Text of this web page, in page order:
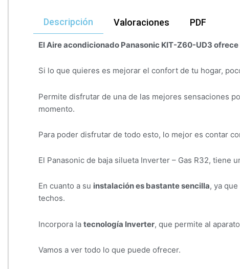
Descripción Valoraciones PDF
El Aire acondicionado Panasonic KIT-Z60-UD3
Si lo que quieres es mejorar el confort de tu hogar,
Permite disfrutar de una de las mejores sensaciones
momento.
Para poder disfrutar de todo esto, lo mejor es contar
El Panasonic de baja silueta Inverter – Gas R32, tiene
En cuanto a su instalación es bastante sencilla, ya
techos.
Incorpora la tecnología Inverter, que permite al
Vamos a ver todo lo que puede ofrecer.